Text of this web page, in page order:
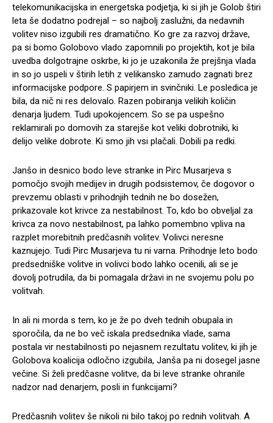
telekomunikacijska in energetska podjetja, ki si jih je Golob štiri
leta še dodatno podrejal – so najbolj zaslužni, da nedavnih
volitev niso izgubili res dramatično. Ko gre za razvoj države,
pa si bomo Golobovo vlado zapomnili po projektih, kot je bila
uvedba dolgotrajne oskrbe, ki jo je uzakonila že prejšnja vlada
in so jo uspeli v štirih letih z velikansko zamudo zagnati brez
informacijske podpore. S papirjem in svinčniki. Le posledica je
bila, da nič ni res delovalo. Razen pobiranja velikih količin
denarja ljudem. Tudi upokojencem. So se pa uspešno
reklamirali po domovih za starejše kot veliki dobrotniki, ki
delijo velike dobrote. Ki smo jih vsi plačali. Dobili pa redki.
Janšo in desnico bodo leve stranke in Pirc Musarjeva s
pomočjo svojih medijev in drugih podsistemov, če dogovor o
prevzemu oblasti v prihodnjih tednih ne bo dosežen,
prikazovale kot krivce za nestabilnost. To, kdo bo obveljal za
krivca za novo nestabilnost, pa lahko pomembno vpliva na
razplet morebitnih predčasnih volitev. Volivci neresne
kaznujejo. Tudi Pirc Musarjeva tu ni varna. Prihodnje leto bodo
predsedniške volitve in volivci bodo lahko ocenili, ali se je
dovolj potrudila, da bi pomagala državi in ne svojemu polu po
volitvah.
In ali ni morda s tem, ko je že po dveh tednih obupala in
sporočila, da ne bo več iskala predsednika vlade, sama
postala vir nestabilnosti po nejasnem rezultatu volitev, ki jih je
Golobova koalicija odločno izgubila, Janša pa ni dosegel jasne
večine. Si želi predčasne volitve, da bi leve stranke ohranile
nadzor nad denarjem, posli in funkcijami?
Predčasnih volitev še nikoli ni bilo takoj po rednih volitvah. A